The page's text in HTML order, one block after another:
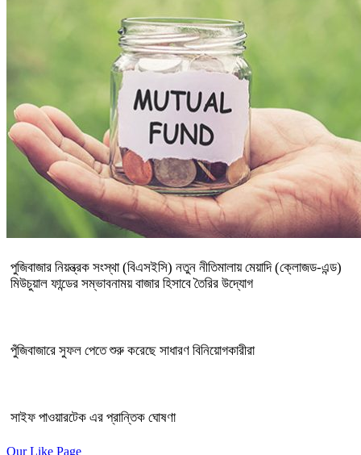
পুজিবাজার নিয়ন্ত্রক সংস্থা (বিএসইসি) নতুন নীতিমালায় মেয়াদি (ক্লোজড-এন্ড)
মিউচুয়াল ফান্ডের সম্ভাবনাময় বাজার হিসাবে তৈরির উদ্যোগ
পুঁজিবাজারে সুফল পেতে শুরু করেছে সাধারণ বিনিয়োগকারীরা
সাইফ পাওয়ারটেক এর প্রান্তিক ঘোষণা
Our Like Page